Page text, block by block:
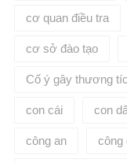
cơ quan điều tra
cơ sở đào tạo
Cố ý gây thương
con cái con
công an công